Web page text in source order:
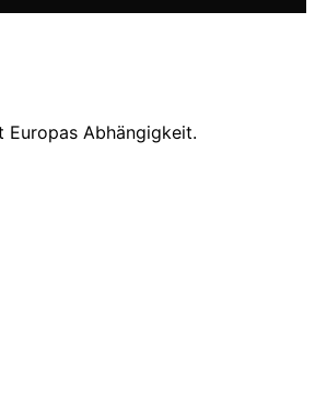
Europas Abhängigkeit.